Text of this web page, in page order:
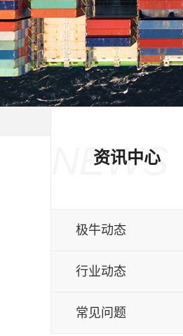
资讯中心
NEWS
极牛动态
行业动态
常见问题